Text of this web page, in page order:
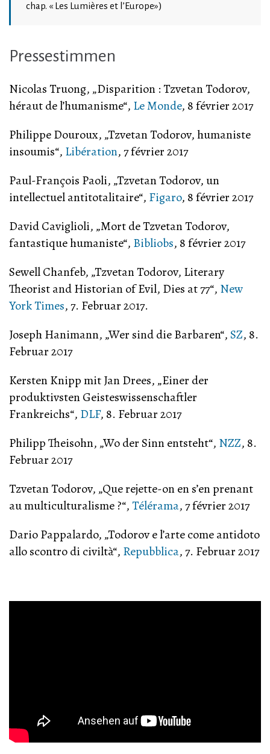
chap. « Les Lumières et l’Europe»)
Pressestimmen
Nicolas Truong, „Disparition : Tzvetan Todorov,
héraut de l’humanisme“, Le Monde, 8 février 2017
Philippe Douroux, „Tzvetan Todorov, humaniste
insoumis“, Libération, 7 février 2017
Paul-François Paoli, „Tzvetan Todorov, un
intellectuel antitotalitaire“, Figaro, 8 février 2017
David Caviglioli, „Mort de Tzvetan Todorov,
fantastique humaniste“, Bibliobs, 8 février 2017
Sewell Chanfeb, „Tzvetan Todorov, Literary
Theorist and Historian of Evil, Dies at 77“, New
York Times, 7. Februar 2017.
Joseph Hanimann, „Wer sind die Barbaren“,SZ, 8.
Februar 2017
Kersten Knipp mit Jan Drees, „Einer der
produktivsten Geisteswissenschaftler
Frankreichs“, DLF, 8. Februar 2017
Philipp Theisohn, „Wo der Sinn entsteht“, NZZ, 8.
Februar 2017
Tzvetan Todorov, „Que rejette-on en s’en prenant
au multiculturalisme ?“,Télérama, 7 février 2017
Dario Pappalardo, „Todorov e l’arte come antidoto
allo scontro di civiltà“, Repubblica, 7. Februar 2017